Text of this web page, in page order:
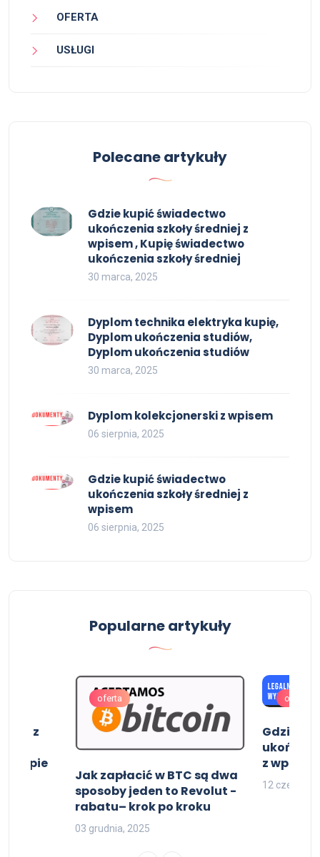
OFERTA
USŁUGI
Polecane artykuły
Gdzie kupić świadectwo
ukończenia szkoły średniej z
wpisem , Kupię świadectwo
ukończenia szkoły średniej
30 marca, 2025
Dyplom technika elektryka kupię,
Dyplom ukończenia studiów,
Dyplom ukończenia studiów
30 marca, 2025
Dyplom kolekcjonerski z wpisem
06 sierpnia, 2025
Gdzie kupić świadectwo
ukończenia szkoły średniej z
wpisem
06 sierpnia, 2025
Popularne artykuły
z
kupie
oferta
Jak zapłacić w BTC są dwa
sposoby jeden to Revolut -
rabatu– krok po kroku
03 grudnia, 2025
oferta
Gdzie
z wpisem
12 czerwca,